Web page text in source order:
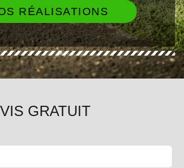
RÉALISATIONS
GRATUIT